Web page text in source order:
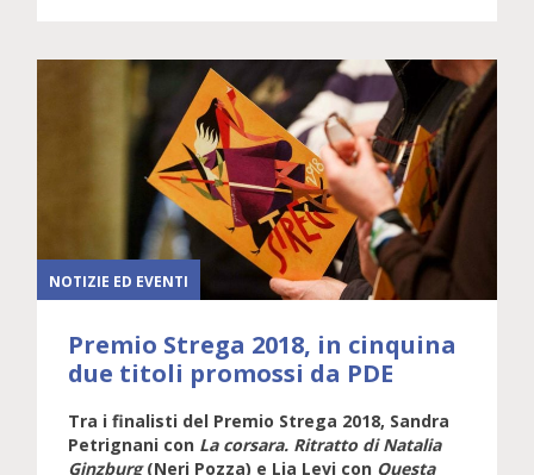
NOTIZIE ED EVENTI
Premio Strega 2018, in cinquina
due titoli promossi da PDE
Tra i finalisti del Premio Strega 2018, Sandra
Petrignani con La corsara. Ritratto di Natalia
Ginzburg(Neri Pozza) e Lia Levi con Questa